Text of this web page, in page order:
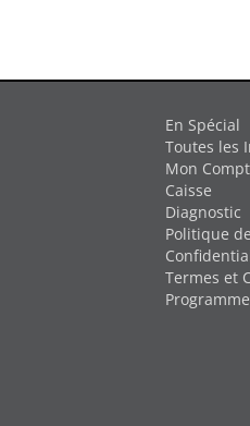
En Spécial
Toutes les
Mon
Caisse
Diagnostic
Politique
Termes et